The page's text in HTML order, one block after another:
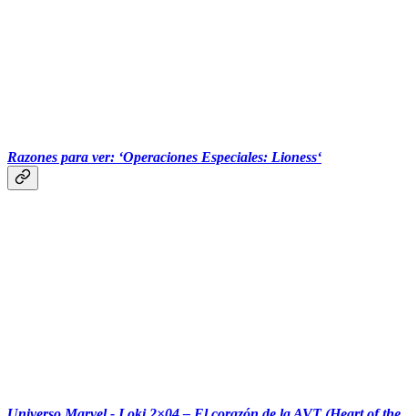
Razones para ver: ‘Operaciones Especiales: Lioness‘